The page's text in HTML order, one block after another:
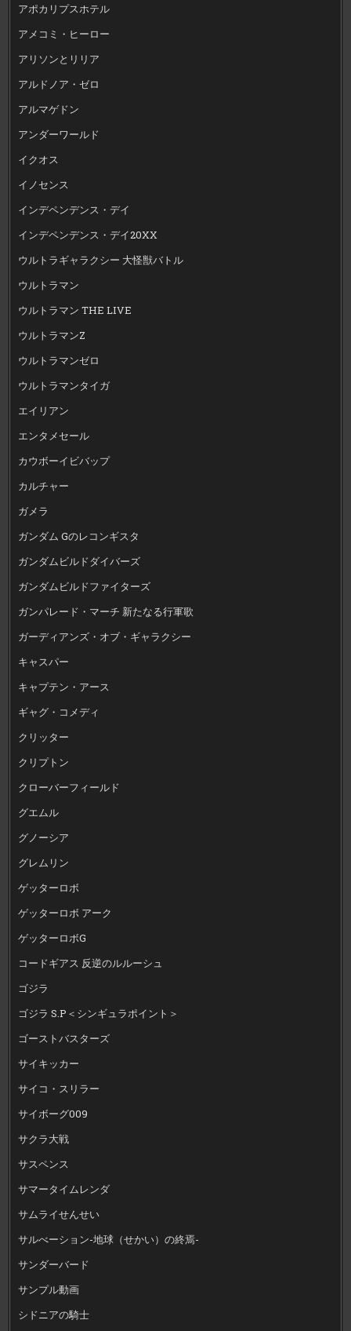
アポカリプスホテル
アメコミ・ヒーロー
アリソンとリリア
アルドノア・ゼロ
アルマゲドン
アンダーワールド
イクオス
イノセンス
インデペンデンス・デイ
インデペンデンス・デイ20XX
ウルトラギャラクシー 大怪獣バトル
ウルトラマン
ウルトラマン THE LIVE
ウルトラマンZ
ウルトラマンゼロ
ウルトラマンタイガ
エイリアン
エンタメセール
カウボーイビバップ
カルチャー
ガメラ
ガンダム Gのレコンギスタ
ガンダムビルドダイバーズ
ガンダムビルドファイターズ
ガンパレード・マーチ 新たなる行軍歌
ガーディアンズ・オブ・ギャラクシー
キャスパー
キャプテン・アース
ギャグ・コメディ
クリッター
クリプトン
クローバーフィールド
グエムル
グノーシア
グレムリン
ゲッターロボ
ゲッターロボ アーク
ゲッターロボG
コードギアス 反逆のルルーシュ
ゴジラ
ゴジラ S.P＜シンギュラポイント＞
ゴーストバスターズ
サイキッカー
サイコ・スリラー
サイボーグ009
サクラ大戦
サスペンス
サマータイムレンダ
サムライせんせい
サルべーション-地球（せかい）の終焉-
サンダーバード
サンプル動画
シドニアの騎士